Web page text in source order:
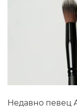
Недавно певец